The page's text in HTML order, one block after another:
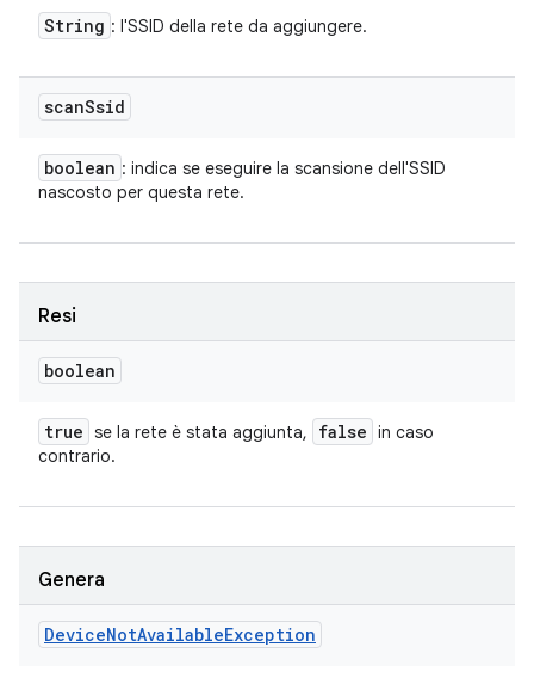
String : l'SSID della rete da aggiungere.
scanSsid
boolean : indica se eseguire la scansione dell'SSID
nascosto per questa rete.
Resi
boolean
true se la rete è stata aggiunta, false in caso
contrario.
Genera
DeviceNotAvailableException